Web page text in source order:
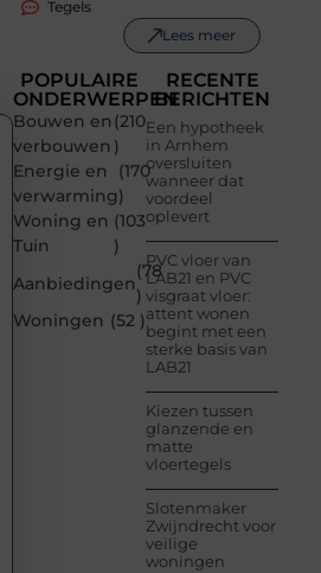
Tegels
Lees meer
POPULAIRE
ONDERWERPEN
Bouwen en
verbouwen
(210
)
Energie en
verwarming
(170
)
Woning en
Tuin
(103
)
Aanbiedingen
(78
)
Woningen (52 )
RECENTE
BERICHTEN
Een hypotheek
in Arnhem
oversluiten
wanneer dat
voordeel
oplevert
PVC vloer van
LAB21 en PVC
visgraat vloer:
attent wonen
begint met een
sterke basis van
LAB21
Kiezen tussen
glanzende en
matte
vloertegels
Slotenmaker
Zwijndrecht voor
veilige
woningen